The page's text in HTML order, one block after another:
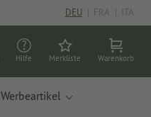
DEU | FRA | ITA
Hilfe Merkliste Warenkorb
Werbeartikel